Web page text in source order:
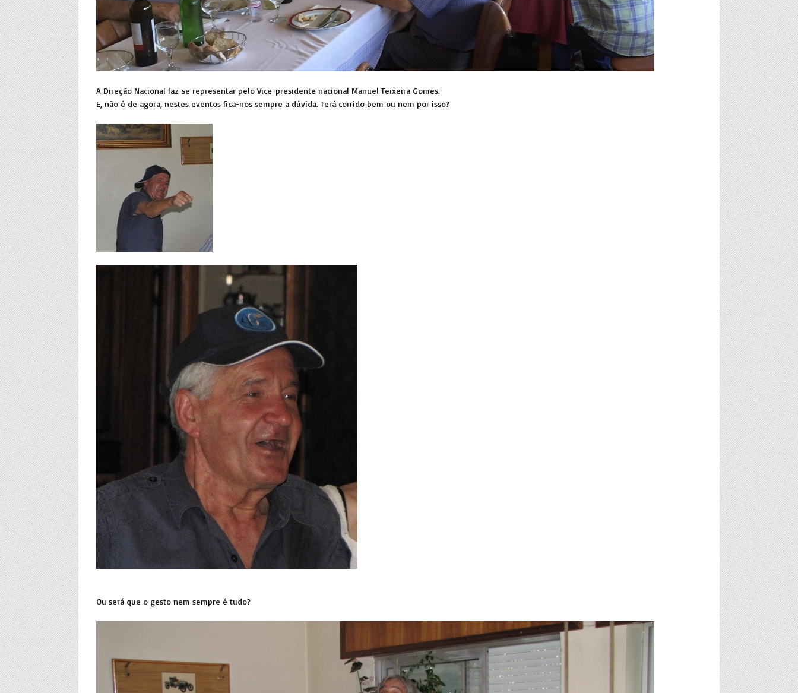
A Direção Nacional faz-se representar pelo Vice-presidente nacional Manuel Teixeira Gomes.
E, não é de agora, nestes eventos fica-nos sempre a dúvida. Terá corrido bem ou nem por isso?
Ou será que o gesto nem sempre é tudo?